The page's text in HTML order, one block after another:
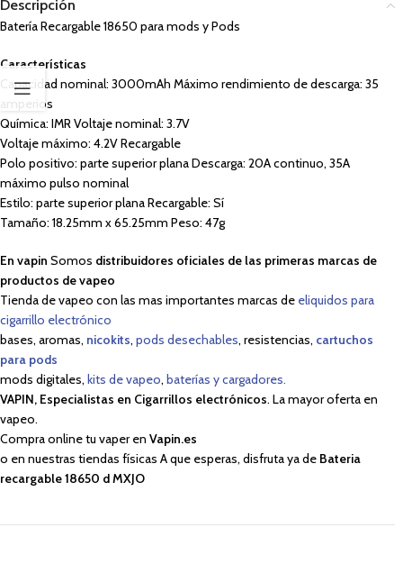
Descripción
Batería Recargable 18650 para mods y Pods
Características
Capacidad nominal: 3000mAh Máximo rendimiento de descarga: 35
amperios
Química: IMR Voltaje nominal: 3.7V
Voltaje máximo: 4.2V Recargable
Polo positivo: parte superior plana Descarga: 20A continuo, 35A
máximo pulso nominal
Estilo: parte superior plana Recargable: Sí
Tamaño: 18.25mm x 65.25mm Peso: 47g
En vapin Somos distribuidores oficiales de las primeras marcas de
productos de vapeo
Tienda de vapeo con las mas importantes marcas de eliquidos para
cigarrillo electrónico
bases, aromas, nicokits, pods desechables, resistencias, cartuchos
para pods
mods digitales, kits de vapeo, baterías y cargadores.
VAPIN, Especialistas en Cigarrillos electrónicos. La mayor oferta en
vapeo.
Compra online tu vaper en Vapin.es
o en nuestras tiendas físicas A que esperas, disfruta ya de Bateria
recargable 18650 d MXJO